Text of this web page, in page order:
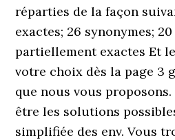
réparties de la façon
exactes; 26 synonymes;
partiellement exactes Et
votre choix dès la page 3
que nous vous
être les solutions
simplifiée des env. Vous